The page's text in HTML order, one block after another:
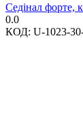
Седінал форте,
0.0
КОД: U-1023-